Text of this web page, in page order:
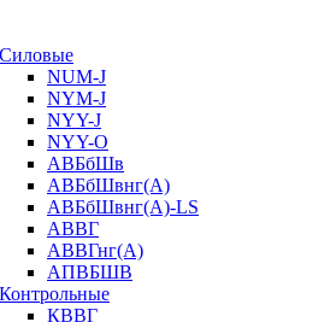
Силовые
NUM-J
NYM-J
NYY-J
NYY-O
АВБбШв
АВБбШвнг(А)
АВБбШвнг(А)-LS
АВВГ
АВВГнг(А)
АПВБШВ
Контрольные
КВВГ